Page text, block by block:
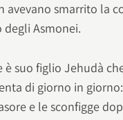
smarrito la
degli Asmonei.
suo figlio Jehudà
di giorno in
e le sconfigge